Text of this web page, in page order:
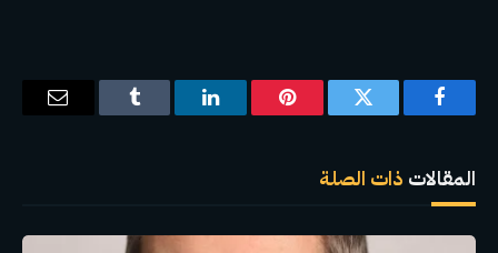
فيسبوك تويتر بينتيريستلينكدإن Tumblr
البريد
المقالات ذات الصلة